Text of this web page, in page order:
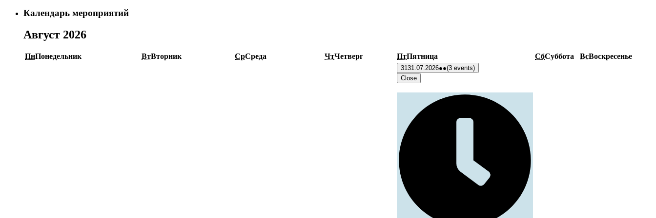
Календарь мероприятий
Август 2026
ПнПонедельник ВтВторник СрСреда ЧтЧетверг ПтПятница СбСуббота ВсВоскресенье
3131.07.2026●●(3 events)
Close